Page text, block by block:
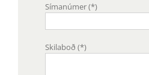
Símanúmer (*)
Skilaboð (*)